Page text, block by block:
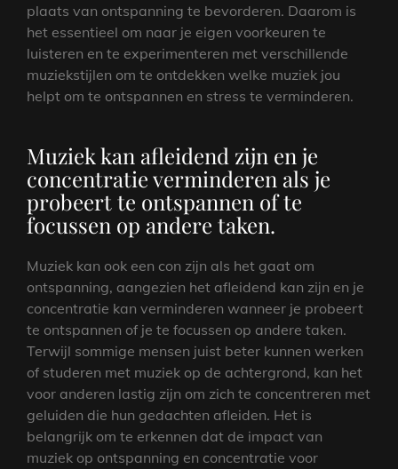
plaats van ontspanning te bevorderen. Daarom is
het essentieel om naar je eigen voorkeuren te
luisteren en te experimenteren met verschillende
muziekstijlen om te ontdekken welke muziek jou
helpt om te ontspannen en stress te verminderen.
Muziek kan afleidend zijn en je
concentratie verminderen als je
probeert te ontspannen of te
focussen op andere taken.
Muziek kan ook een con zijn als het gaat om
ontspanning, aangezien het afleidend kan zijn en je
concentratie kan verminderen wanneer je probeert
te ontspannen of je te focussen op andere taken.
Terwijl sommige mensen juist beter kunnen werken
of studeren met muziek op de achtergrond, kan het
voor anderen lastig zijn om zich te concentreren met
geluiden die hun gedachten afleiden. Het is
belangrijk om te erkennen dat de impact van
muziek op ontspanning en concentratie voor